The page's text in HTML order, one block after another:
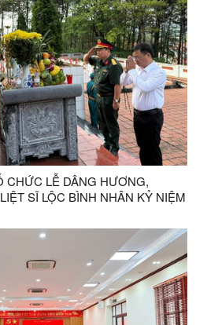
CHỨC LỄ DÂNG HƯƠNG,
SĨ LỘC BÌNH NHÂN KỶ NIỆM